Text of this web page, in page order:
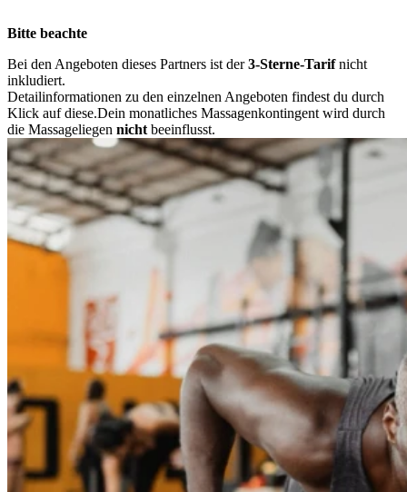
Bitte beachte
Bei den Angeboten dieses Partners ist der3-Sterne-Tarifnicht
inkludiert.
Detailinformationen zu den einzelnen Angeboten findest du durch
Klick auf diese.Dein monatliches Massagenkontingent wird durch
die Massageliegen nicht beeinflusst.